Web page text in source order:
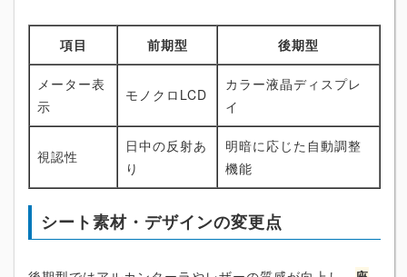
項目 前期型 後期型
メーター表
示
モノクロLCD
カラー液晶ディスプレ
イ
視認性
日中の反射あ
り
明暗に応じた自動調整
機能
シート素材・デザインの変更点